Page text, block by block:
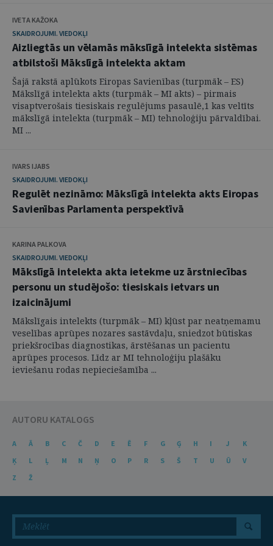
IVETA KAŽOKA
SKAIDROJUMI. VIEDOKĻI
Aizliegtās un vēlamās mākslīgā intelekta sistēmas
atbilstoši Mākslīgā intelekta aktam
Šajā rakstā aplūkots Eiropas Savienības (turpmāk – ES)
Mākslīgā intelekta akts (turpmāk – MI akts) – pirmais
visaptverošais tiesiskais regulējums pasaulē,1 kas veltīts
mākslīgā intelekta (turpmāk – MI) tehnoloģiju pārvaldībai.
MI ...
IVARS IJABS
SKAIDROJUMI. VIEDOKĻI
Regulēt nezināmo: Mākslīgā intelekta akts Eiropas
Savienības Parlamenta perspektīvā
KARINA PALKOVA
SKAIDROJUMI. VIEDOKĻI
Mākslīgā intelekta akta ietekme uz ārstniecības
personu un studējošo: tiesiskais ietvars un
izaicinājumi
Mākslīgais intelekts (turpmāk – MI) kļūst par neatņemamu
veselības aprūpes nozares sastāvdaļu, sniedzot būtiskas
priekšrocības diagnostikas, ārstēšanas un pacientu
aprūpes procesos. Līdz ar MI tehnoloģiju plašāku
ieviešanu rodas nepieciešamība ...
AUTORU KATALOGS
A Ā B C Č D E Ē F G Ģ H I J
K
Ķ
L Ļ M N Ņ O P R S Š T U Ū
V
Z
Ž